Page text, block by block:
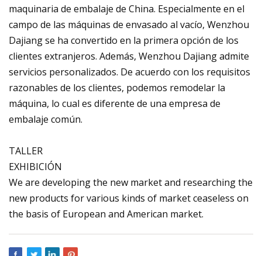
maquinaria de embalaje de China. Especialmente en el
campo de las máquinas de envasado al vacío, Wenzhou
Dajiang se ha convertido en la primera opción de los
clientes extranjeros. Además, Wenzhou Dajiang admite
servicios personalizados. De acuerdo con los requisitos
razonables de los clientes, podemos remodelar la
máquina, lo cual es diferente de una empresa de
embalaje común.
TALLER
EXHIBICIÓN
We are developing the new market and researching the
new products for various kinds of market ceaseless on
the basis of European and American market.